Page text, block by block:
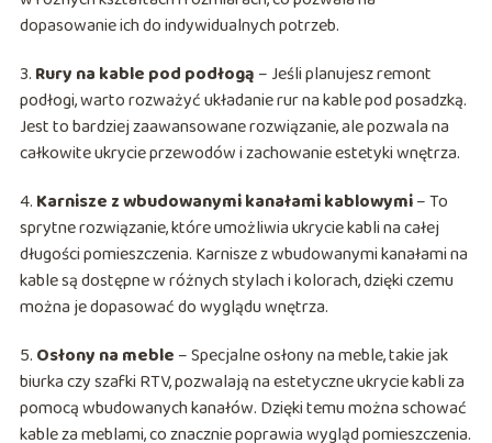
dopasowanie ich do indywidualnych potrzeb.
3. Rury na kable pod podłogą – Jeśli planujesz remont
podłogi, warto rozważyć układanie rur na kable pod posadzką.
Jest to bardziej zaawansowane rozwiązanie, ale pozwala na
całkowite ukrycie przewodów i zachowanie estetyki wnętrza.
4. Karnisze z wbudowanymi kanałami kablowymi– To
sprytne rozwiązanie, które umożliwia ukrycie kabli na całej
długości pomieszczenia. Karnisze z wbudowanymi kanałami na
kable są dostępne w różnych stylach i kolorach, dzięki czemu
można je dopasować do wyglądu wnętrza.
5. Osłony na meble – Specjalne osłony na meble, takie jak
biurka czy szafki RTV, pozwalają na estetyczne ukrycie kabli za
pomocą wbudowanych kanałów. Dzięki temu można schować
kable za meblami, co znacznie poprawia wygląd pomieszczenia.